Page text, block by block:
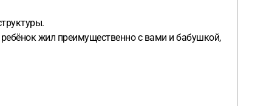
жил преимущественно с вами и бабушкой,